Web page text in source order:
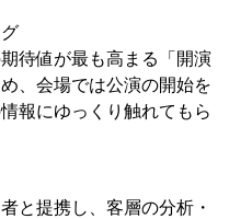
待値が最も高まる「開演
、会場では公演の開始を
報にゆっくり触れてもら
と提携し、客層の分析・